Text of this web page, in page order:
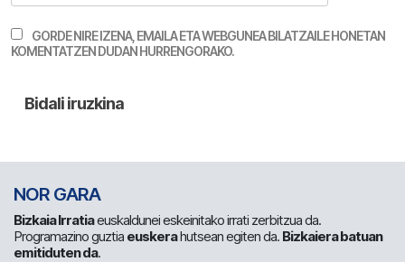
GORDE NIRE IZENA, EMAILA ETA WEBGUNEA BILATZAILE HONETAN
KOMENTATZEN DUDAN HURRENGORAKO.
NOR GARA
Bizkaia Irratiaeuskaldunei eskeinitako irrati zerbitzua da.
Programazino guztia euskerahutsean egiten da. Bizkaiera batuan
emitiduten da.